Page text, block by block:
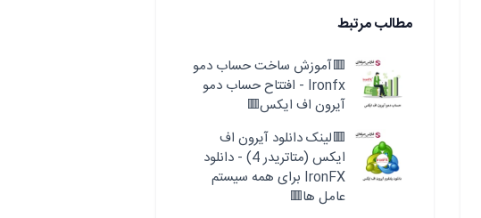
مطالب مرتبط
🟥آموزش ساخت حساب دمو
Ironfx - افتتاح حساب دمو
آیرون اف ایکس🟥
🟥لینک دانلود آیرون اف
ایکس (متاتریدر 4) - دانلود
IronFX برای همه سیستم
عامل ها🟥